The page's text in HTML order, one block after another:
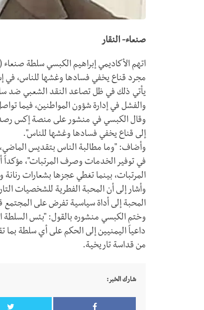
صنعاء- النقار
اتهم الأكاديمي إبراهيم الكبسي سلطة صنعاء
مجرد قناع يخفي فسادها وغشها للناس، في
يأتي ذلك في ظل تصاعد النقد الشعبي ضد
والفشل في إدارة شؤون المواطنين، فيما
وقال الكبسي في منشور على منصة إكس رصدته
إلى قناع يخفي فسادها وغشها للناس".
وأضاف: "وما مطالبة الناس بتقديس الماضي،
في توفير الخدمات وصرف المرتبات"،
المرتبات، بينما تغطي عجزها بشعارات رنانة
وأشار إلى أن المحبة الفطرية للشخصيات
المحبة إلى أداة سياسية تفرض على
وختم الكبسي منشوره بالقول: "بئس السلطة
داعياً اليمنيين إلى الحكم على أي سلطة
من قداسة تاريخية.
شارك الخبر: